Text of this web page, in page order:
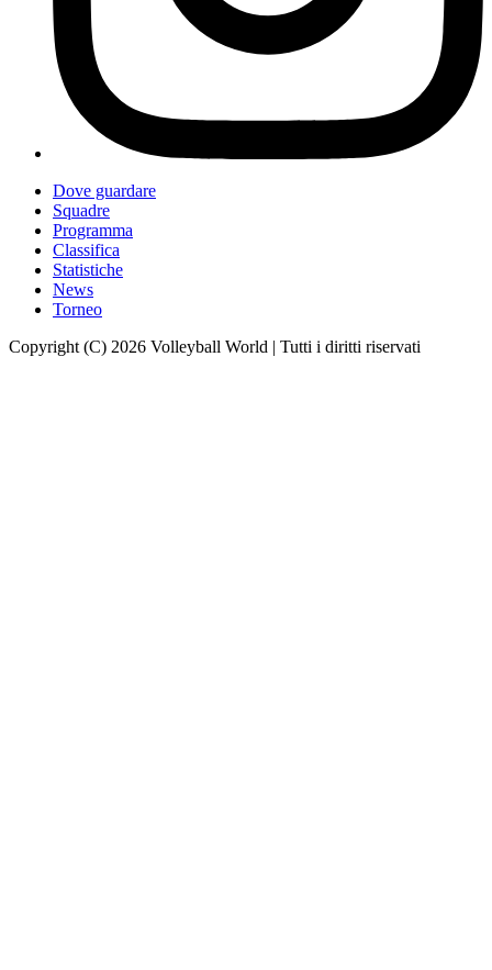
Dove guardare
Squadre
Programma
Classifica
Statistiche
News
Torneo
Copyright (C) 2026 Volleyball World | Tutti i diritti riservati